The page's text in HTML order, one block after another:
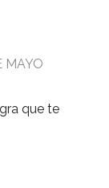
MAYO
que te